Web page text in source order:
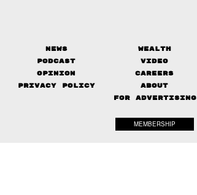
News Wealth
Podcast
Video
Opinion
Careers
Privacy Policy
About
FOR ADVERTISING
MEMBERSHIP